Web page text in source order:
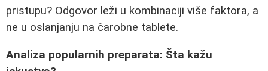
pristupu? Odgovor leži u kombinaciji više faktora, a
ne u oslanjanju na čarobne tablete.
Analiza popularnih preparata: Šta kažu